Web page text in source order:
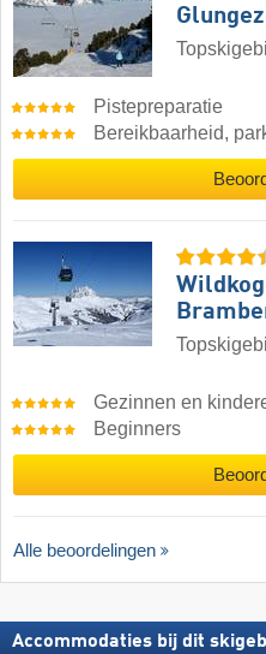
Pistepreparatie
Bereikbaarheid,
Gezinnen en
Beginners
Alle beoordelingen
Accommodaties bij dit